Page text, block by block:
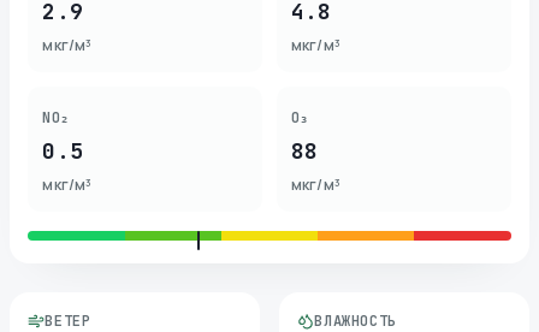
2.9
мкг/м³
4.8
мкг/м³
NO₂
0.5
мкг/м³
O₃
88
мкг/м³
ВЕТЕР ВЛАЖНОСТЬ